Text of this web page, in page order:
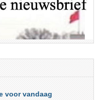
voor vandaag